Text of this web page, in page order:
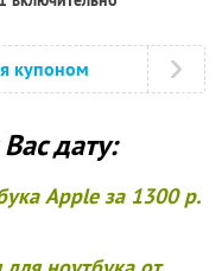
купоном
дату:
Apple за 1300 р.